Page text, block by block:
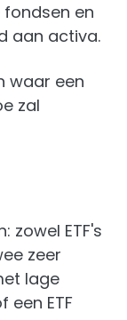
en
aan activa.
waar een
zal
zowel ETF's
zeer
lage
een ETF